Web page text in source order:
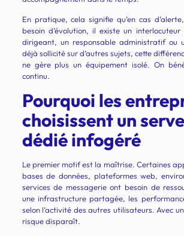
En pratique, cela signifie qu’en cas
besoin d’évolution, il existe un
dirigeant, un responsable administratif ou
déjà sollicité sur d’autres sujets, cette
ne gère plus un équipement isolé. On
continu.
Pourquoi les
choisissent un
dédié infogéré
Le premier motif est la maîtrise. Certaines
bases de données, plateformes web,
services de messagerie ont besoin de
une infrastructure partagée, les
selon l’activité des autres utilisateurs. Avec
risque disparaît.